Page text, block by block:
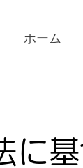
ホーム
に